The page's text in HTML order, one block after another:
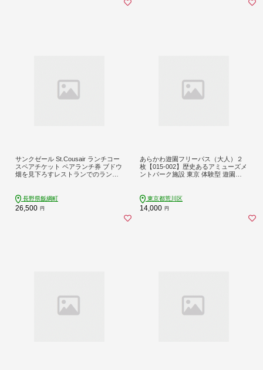
サンクゼール St.Cousair ランチコー
スペアチケット ペアランチ券 ブドウ
畑を見下ろすレストランでのランチ
ンクゼール 長野県 飯綱町 [0081]
長野県飯綱町
26,500 円
あらかわ遊園フリーパス（大人）２
枚【015-002】歴史あるアミューズメ
ントパーク施設 東京 体験型 遊園地
東京都荒川区
14,000 円